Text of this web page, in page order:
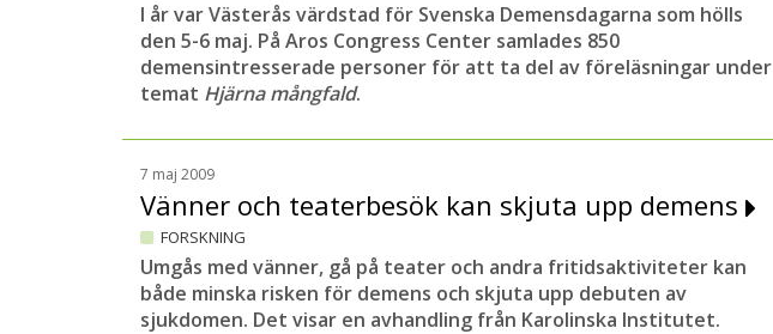
I år var Västerås värdstad för Svenska Demensdagarna som hölls
den 5-6 maj. På Aros Congress Center samlades 850
demensintresserade personer för att ta del av föreläsningar under
temat Hjärna mångfald.
7 maj 2009
Vänner och teaterbesök kan skjuta upp demens
FORSKNING
Umgås med vänner, gå på teater och andra fritidsaktiviteter kan
både minska risken för demens och skjuta upp debuten av
sjukdomen. Det visar en avhandling från Karolinska Institutet.